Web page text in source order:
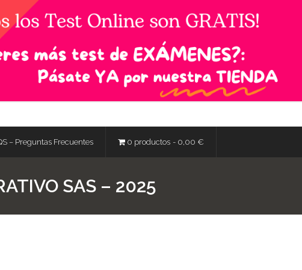
– Preguntas Frecuentes 0 productos 0,00 €
SAS – 2025